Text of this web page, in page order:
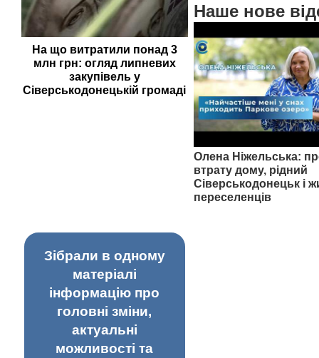
На що витратили понад 3
млн грн: огляд липневих
закупівель у
Сіверськодонецькій громаді
Наше нове
Олена Ніжельська:
втрату дому, рідний
Сіверськодонецьк і
переселенців
Зібрали в одному
матеріалі
інформацію про
головні зміни,
актуальні
можливості та